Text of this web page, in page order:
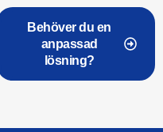
Behöver du en
anpassad
lösning?